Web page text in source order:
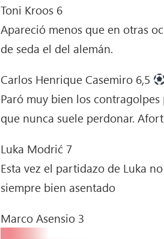
Toni Kroos 6
Apareció menos que en otras
de seda el del alemán.
Carlos Henrique Casemiro 6,5
Paró muy bien los
que nunca suele perdonar.
Luka Modrić 7
Esta vez el partidazo de Luka
siempre bien asentado
Marco Asensio 3